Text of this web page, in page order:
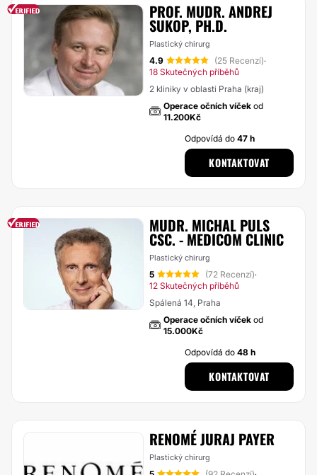
PROF. MUDR. ANDREJ
SUKOP, PH.D.
Plastický chirurg
4.9 (25 Recenzí)·
18 Skutečných příběhů
2 kliniky v oblasti Praha (kraj)
Operace očních víček od
11.200Kč
Odpovídá do47 h
KONTAKTOVAT
MUDR. MICHAL PULS
CSC. - MEDICOM CLINIC
Plastický chirurg
5 (72 Recenzí)·
12 Skutečných příběhů
Spálená 14, Praha
Operace očních víček od
15.000Kč
Odpovídá do48 h
KONTAKTOVAT
RENOMÉ JURAJ PAYER
Plastický chirurg